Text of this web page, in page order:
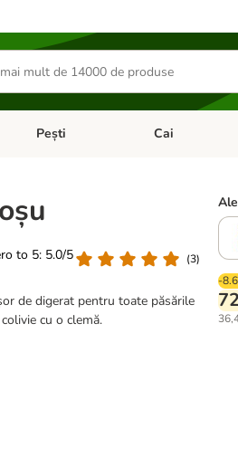
Păsări
Deschideți meniul cu categorii:
Pești Deschideți
Cai
to 5: 5.0/5
(3)
de digerat pentru toate păsările
cu o clemă.
-